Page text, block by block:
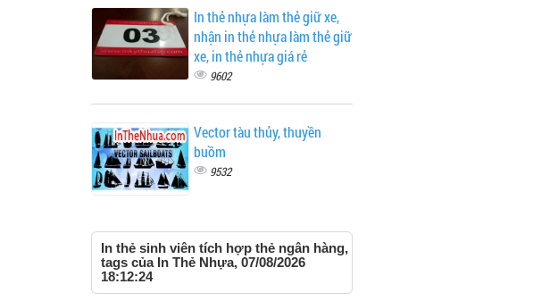
In thẻ nhựa làm thẻ giữ xe,
nhận in thẻ nhựa làm thẻ giữ
xe, in thẻ nhựa giá rẻ
9602
Vector tàu thủy, thuyền
buồm
9532
In thẻ sinh viên tích hợp thẻ ngân hàng,
tags của In Thẻ Nhựa, 07/08/2026
18:12:24